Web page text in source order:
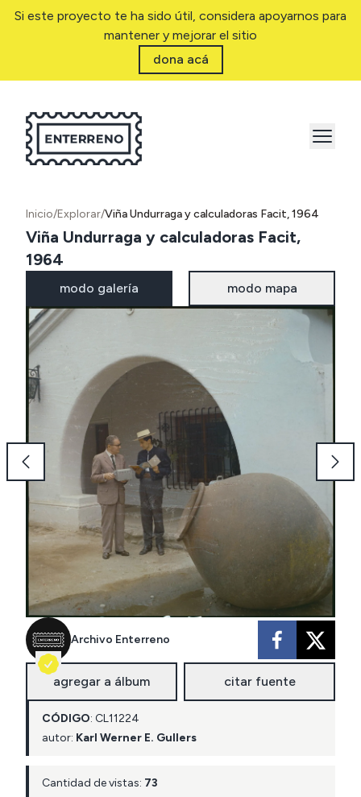
Si este proyecto te ha sido útil, considera apoyarnos para
mantener y mejorar el sitio
dona acá
Inicio/Explorar/Viña Undurraga y calculadoras Facit, 1964
Viña Undurraga y calculadoras Facit,
1964
modo galería modo mapa
Archivo Enterreno
agregar a álbum citar fuente
CÓDIGO: CL11224
autor: Karl Werner E. Gullers
Cantidad de vistas: 73